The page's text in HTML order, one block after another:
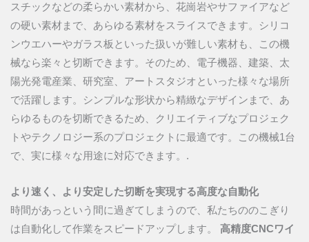
スチックなどの柔らかい素材から、花崗岩やサファイアなど
の硬い素材まで、あらゆる素材をスライスできます。シリコ
ンウエハーやガラス板といった扱いが難しい素材も、この機
械なら楽々と切断できます。そのため、電子機器、建築、太
陽光発電産業、研究室、アートスタジオといった様々な場所
で活躍します。シンプルな形状から精緻なデザインまで、あ
らゆるものを切断できるため、クリエイティブなプロジェク
トやテクノロジー系のプロジェクトに最適です。この機械1台
で、実に様々な用途に対応できます。.
より速く、より安定した切断を実現する高度な自動化
時間があっという間に過ぎてしまうので、私たちののこぎり
は自動化して作業をスピードアップします。
高精度CNCワイ